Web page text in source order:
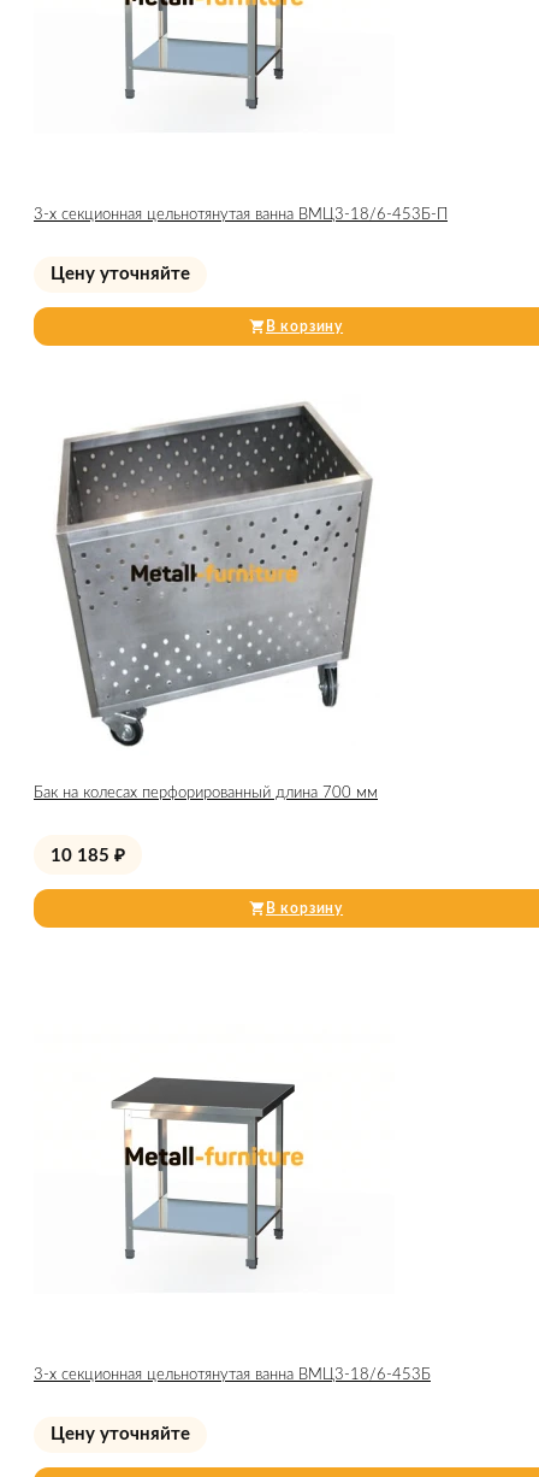
3-х секционная цельнотянутая ванна ВМЦ3-18/6-453Б-П
Цену уточняйте
В корзину
Бак на колесах перфорированный длина 700 мм
10 185 ₽
В корзину
3-х секционная цельнотянутая ванна ВМЦ3-18/6-453Б
Цену уточняйте